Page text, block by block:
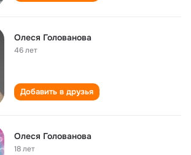
Олеся Голованова
46 лет
Добавить в друзья
Олеся Голованова
18 лет